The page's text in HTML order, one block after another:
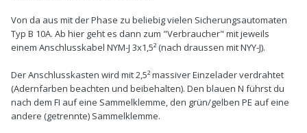
Von da aus mit der Phase zu beliebig vielen Sicherungsautomaten
Typ B 10A. Ab hier geht es dann zum "Verbraucher" mit jeweils
einem Anschlusskabel NYM-J 3x1,5² (nach draussen mit NYY-J).
Der Anschlusskasten wird mit 2,5² massiver Einzelader verdrahtet
(Adernfarben beachten und beibehalten). Den blauen N führst du
nach dem FI auf eine Sammelklemme, den grün/gelben PE auf eine
andere (getrennte) Sammelklemme.